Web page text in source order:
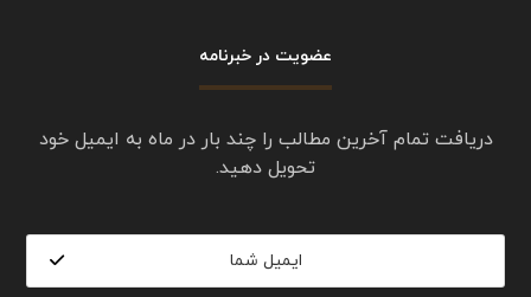
خدمات حمل و نقل
خدمات مشتریان
مطالب جدید